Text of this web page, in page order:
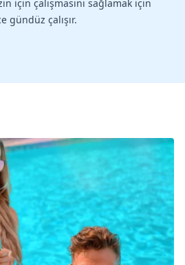
için çalışmasını sağlamak için
gündüz çalışır.